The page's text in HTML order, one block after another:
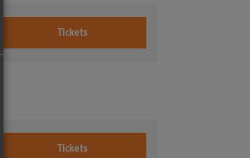
Tickets
Tickets